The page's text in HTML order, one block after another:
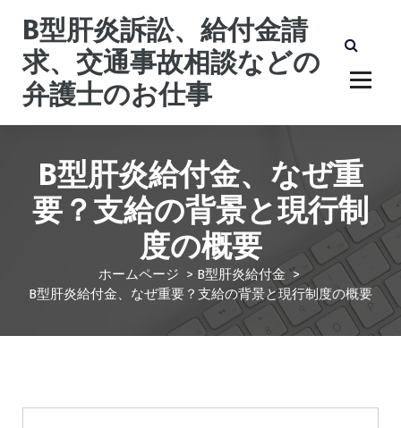
ス
B型肝炎訴訟、給付金請
求、交通事故相談などの
弁護士のお仕事
B型肝炎給付金、なぜ重
要？支給の背景と現行制
度の概要
ホームページ > B型肝炎給付金 >
B型肝炎給付金、なぜ重要？支給の背景と現行制度の概要